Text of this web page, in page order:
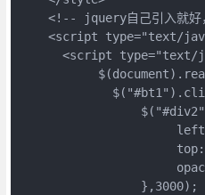
<!-- jquery自己引入就
<script type="text/
<script type="text/
                 },3000);